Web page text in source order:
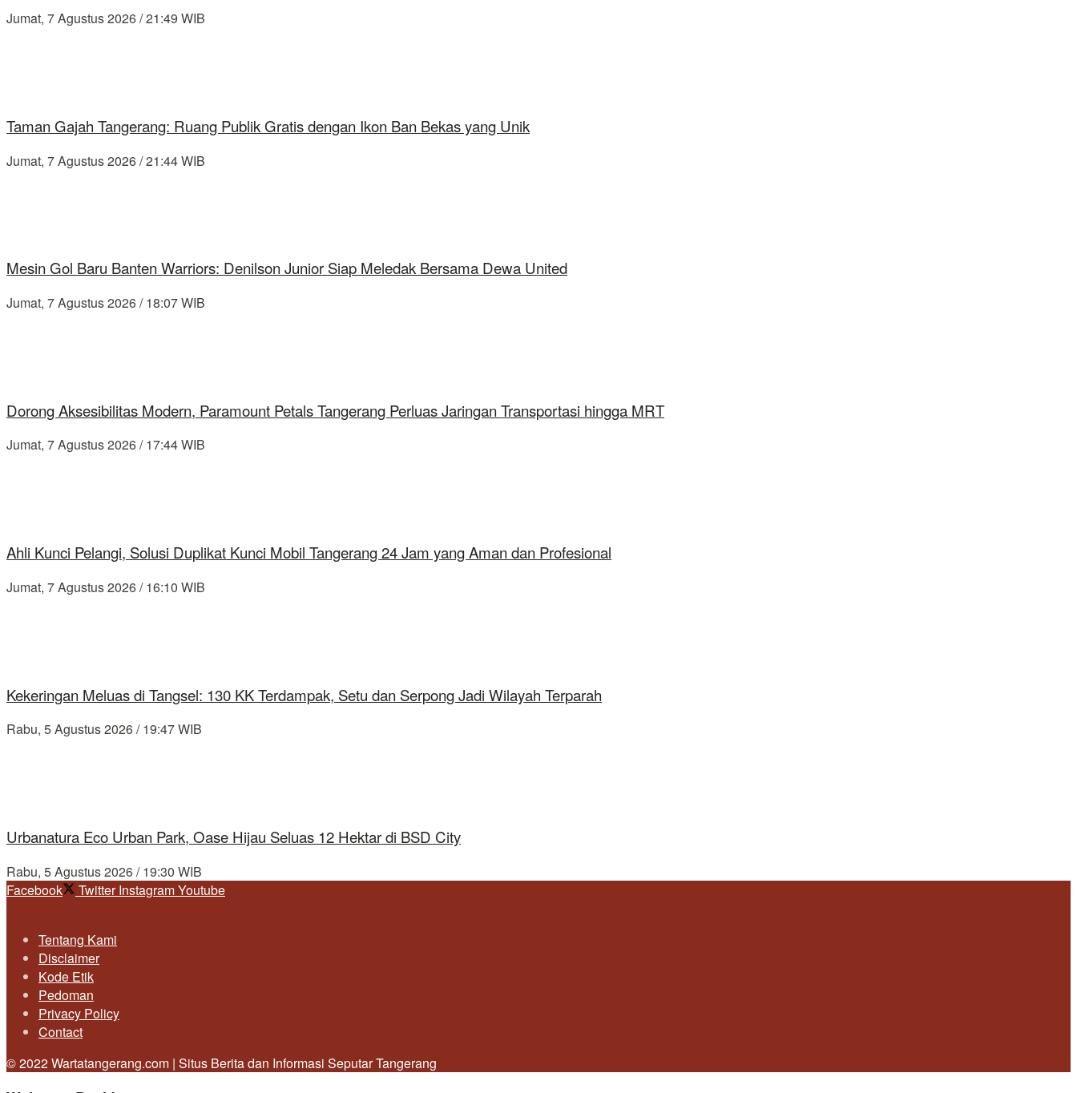
Jumat, 7 Agustus 2026 / 21:49 WIB
Taman Gajah Tangerang: Ruang Publik Gratis dengan Ikon Ban Bekas yang Unik
Jumat, 7 Agustus 2026 / 21:44 WIB
Mesin Gol Baru Banten Warriors: Denilson Junior Siap Meledak Bersama Dewa United
Jumat, 7 Agustus 2026 / 18:07 WIB
Dorong Aksesibilitas Modern, Paramount Petals Tangerang Perluas Jaringan Transportasi hingga MRT
Jumat, 7 Agustus 2026 / 17:44 WIB
Ahli Kunci Pelangi, Solusi Duplikat Kunci Mobil Tangerang 24 Jam yang Aman dan Profesional
Jumat, 7 Agustus 2026 / 16:10 WIB
Kekeringan Meluas di Tangsel: 130 KK Terdampak, Setu dan Serpong Jadi Wilayah Terparah
Rabu, 5 Agustus 2026 / 19:47 WIB
Urbanatura Eco Urban Park, Oase Hijau Seluas 12 Hektar di BSD City
Rabu, 5 Agustus 2026 / 19:30 WIB
Facebook
Twitter InstagramYoutube
Tentang Kami
Disclaimer
Kode Etik
Pedoman
Privacy Policy
Contact
© 2022 Wartatangerang.com | Situs Berita dan Informasi Seputar Tangerang